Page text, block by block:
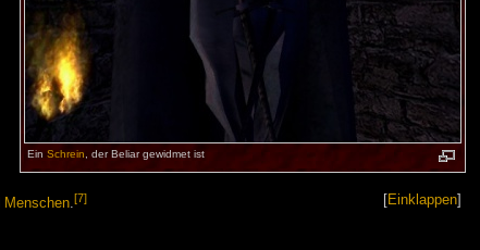
EinSchrein, der Beliar gewidmet ist
Einklappen
Menschen.[7]